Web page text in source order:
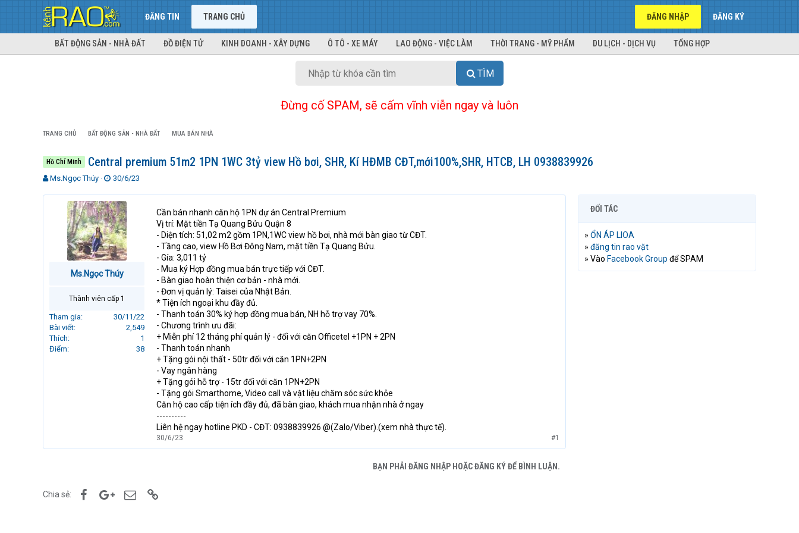
ĐĂNG TIN TRANG CHỦ ĐĂNG NHẬP ĐĂNG KÝ
BẤT ĐỘNG SẢN - NHÀ ĐẤT ĐỒ ĐIỆN TỬ KINH DOANH - XÂY DỰNG Ô TÔ - XE MÁY LAO ĐỘNG - VIỆC LÀM THỜI TRANG - MỸ PHẨM DU LỊCH - DỊCH VỤ TỔNG HỢP
TÌM
Đừng cố SPAM, sẽ cấm vĩnh viễn ngay và luôn
TRANG CHỦ BẤT ĐỘNG SẢN - NHÀ ĐẤT MUA BÁN NHÀ
Hồ Chí Minh Central premium 51m2 1PN 1WC 3tỷ view Hồ bơi, SHR, Kí HĐMB CĐT,mới100%,SHR, HTCB, LH 0938839926
T
Ms.Ngọc Thúy
N
à
y
g
ử
i
30/6/23
Ms.Ngọc Thúy
Thành viên cấp 1
Tham gia
30/11/22
Bài viết
2,549
Thích
1
Điểm
38
Cần bán nhanh căn hộ 1PN dự án Central Premium
Vị trí: Mặt tiền Tạ Quang Bửu Quận 8
- Diện tích: 51,02 m2 gồm 1PN,1WC view hồ bơi, nhà mới bàn giao từ CĐT.
- Tầng cao, view Hồ Bơi Đông Nam, mặt tiền Tạ Quang Bửu.
- Gía: 3,011 tỷ
- Mua ký Hợp đồng mua bán trực tiếp với CĐT.
- Bàn giao hoàn thiện cơ bản - nhà mới.
- Đơn vị quản lý: Taisei của Nhật Bản.
* Tiện ích ngoại khu đầy đủ.
- Thanh toán 30% ký hợp đồng mua bán, NH hỗ trợ vay 70%.
- Chương trình ưu đãi:
+ Miễn phí 12 tháng phí quản lý - đối với căn Officetel +1PN + 2PN
- Thanh toán nhanh
+ Tặng gói nội thất - 50tr đối với căn 1PN+2PN
- Vay ngân hàng
+ Tặng gói hỗ trợ - 15tr đối với căn 1PN+2PN
- Tặng gói Smarthome, Video call và vật liệu chăm sóc sức khỏe
Căn hộ cao cấp tiện ích đầy đủ, đã bàn giao, khách mua nhận nhà ở ngay
----------
Liên hệ ngay hotline PKD - CĐT: 0938839926 @(Zalo/Viber).(xem nhà thực tế).
30/6/23 #1
BẠN PHẢI ĐĂNG NHẬP HOẶC ĐĂNG KÝ ĐỂ BÌNH LUẬN.
Chia sẻ: FacebookGoogle+Email
ĐỐI TÁC
» ỔN ÁP LIOA
» đăng tin rao vặt
» Vào Facebook Group để SPAM